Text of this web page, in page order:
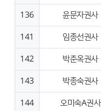
136 윤문자권사
141 임종선권사
142 박춘옥권사
143 박종숙권사
144 오미숙A권사